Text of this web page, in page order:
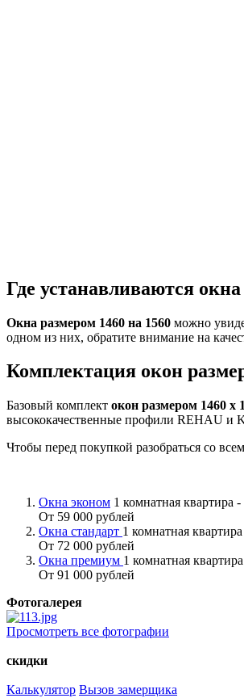
Где устанавливаются
Окна размером 1460 на 1560 можно
одном из них, обратите внимание на
Комплектация окон
Базовый комплект окон размером 1460 х
высококачественные профили REHAU и
Чтобы перед покупкой разобраться со
Окна эконом 1 комнатная квартира
От 59 000 рублей
Окна стандарт 1 комнатная
От 72 000 рублей
Окна премиум 1 комнатная
От 91 000 рублей
Фотогалерея
Просмотреть все фотографии
скидки
Калькулятор Вызов замерщика